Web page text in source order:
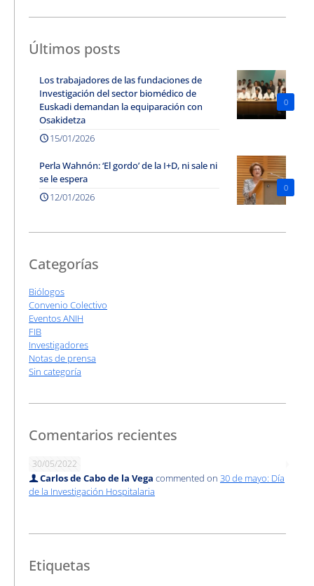
Últimos posts
0
Los trabajadores de las fundaciones de
Investigación del sector biomédico de
Euskadi demandan la equiparación con
Osakidetza
15/01/2026
0
Perla Wahnón: ‘El gordo’ de la I+D, ni sale ni
se le espera
12/01/2026
Categorías
Biólogos
Convenio Colectivo
Eventos ANIH
FIB
Investigadores
Notas de prensa
Sin categoría
Comentarios recientes
30/05/2022
Carlos de Cabo de la Vega commented on 30 de mayo: Día
de la Investigación Hospitalaria
Etiquetas